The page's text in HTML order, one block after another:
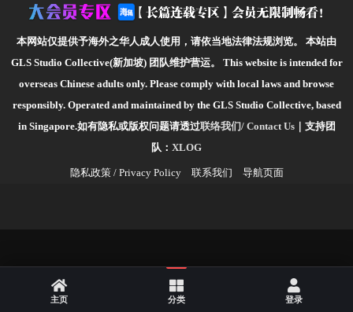
本网站仅提供予海外之华人成人使用，请依当地法律法规浏览。
本站由
GLS Studio Collective(新加坡) 团队维护营运。
This website is intended for
overseas Chinese adults only. Please comply with local laws and browse
responsibly. Operated and maintained by the GLS Studio Collective, based
in Singapore.如有隐私或版权问题请透过联络我们/ Contact Us｜支持团
队： XLOG
隐私政策 / Privacy Policy 联系我们 导航页面
主页 分类 登录